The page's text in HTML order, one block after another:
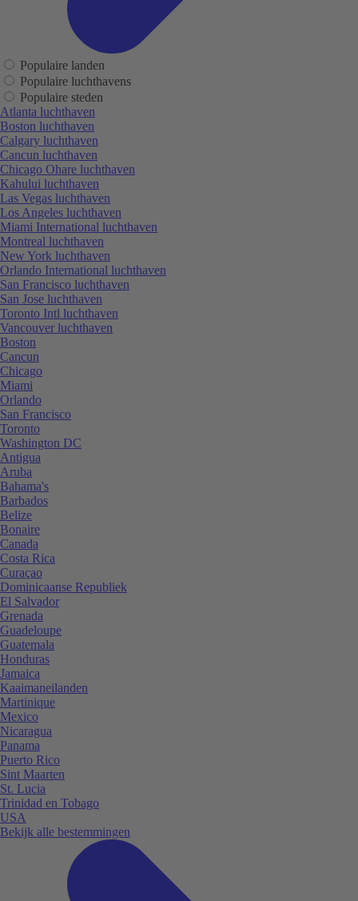
Populaire landen
Populaire luchthavens
Populaire steden
Atlanta luchthaven
Boston luchthaven
Calgary luchthaven
Cancun luchthaven
Chicago Ohare luchthaven
Kahului luchthaven
Las Vegas luchthaven
Los Angeles luchthaven
Miami International luchthaven
Montreal luchthaven
New York luchthaven
Orlando International luchthaven
San Francisco luchthaven
San Jose luchthaven
Toronto Intl luchthaven
Vancouver luchthaven
Boston
Cancun
Chicago
Miami
Orlando
San Francisco
Toronto
Washington DC
Antigua
Aruba
Bahama's
Barbados
Belize
Bonaire
Canada
Costa Rica
Curaçao
Dominicaanse Republiek
El Salvador
Grenada
Guadeloupe
Guatemala
Honduras
Jamaica
Kaaimaneilanden
Martinique
Mexico
Nicaragua
Panama
Puerto Rico
Sint Maarten
St. Lucia
Trinidad en Tobago
USA
Bekijk alle bestemmingen